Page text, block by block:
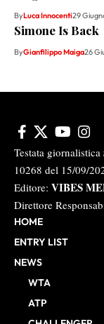
ByLuca Innocenti29
Simone Is Back
ByGianfilippo Maiga26
Testata giornalistica
10268 del 15/09/
Editore: VIBES
Direttore
HOME
ENTRY LIST
NEWS
WTA
ATP